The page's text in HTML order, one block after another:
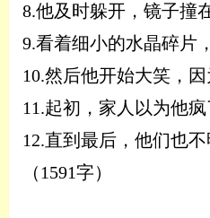
8.他及时躲开，镜子撞
9.看着细小的水晶碎片
10.然后他开始大笑，
11.起初，家人以为他
12.直到最后，他们也
（1591字）